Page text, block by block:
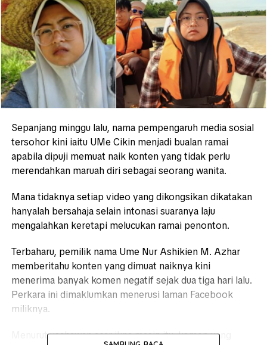
Sepanjang minggu lalu, nama pempengaruh media sosial
tersohor kini iaitu UMe Cikin menjadi bualan ramai
apabila dipuji memuat naik konten yang tidak perlu
merendahkan maruah diri sebagai seorang wanita.
Mana tidaknya setiap video yang dikongsikan dikatakan
hanyalah bersahaja selain intonasi suaranya laju
mengalahkan keretapi melucukan ramai penonton.
Terbaharu, pemilik nama Ume Nur Ashikien M. Azhar
memberitahu konten yang dimuat naiknya kini
menerima banyak komen negatif sejak dua tiga hari lalu.
Perkara ini dimaklumkan menerusi laman Facebook
miliknya.
Menurut usahawan acar ikna masin itu, komen yang